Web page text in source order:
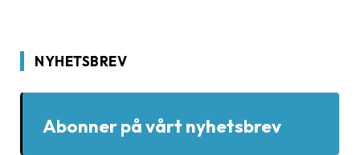
NYHETSBREV
Abonner på vårt nyhetsbrev